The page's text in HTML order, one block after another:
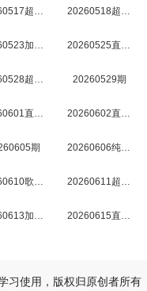
20260517超前营业 20260518超前营业
20260523加更版 20260525直拍REACTION
20260528超前营业 20260529期
20260601直拍REACTION 20260602直拍REACTION
期 20260606纯享版
20260610歌手后花园 20260611超前营业
20260613加更版 20260615直拍REACTION
20260622直拍REACTION 20260623直拍REACTION
习使用，版权归原创者所有